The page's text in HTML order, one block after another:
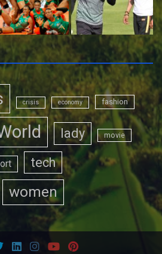
crisis economy fashion
lady movie
tech
women